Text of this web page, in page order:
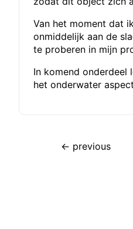
Van het moment dat
onmiddelijk aan de
te proberen in mijn
In komend onderdeel
het onderwater
← previous